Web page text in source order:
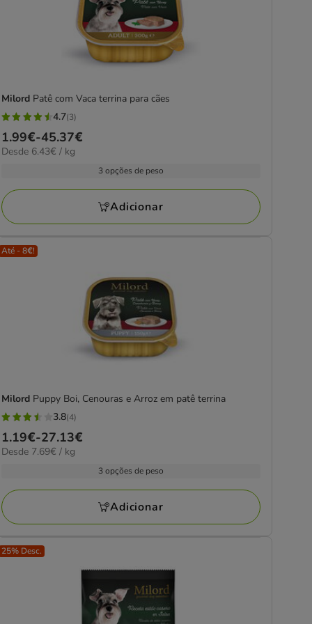
Milord Patê com Vaca terrina para cães
4.7
estrelas
com
avaliações
4.7(3)
Preço
de
45.37€
1.99€-45.37€
6.43€
Desde 6.43€ / kg
3 opções de peso
Adicionar
Até - 8€!
Milord Puppy Boi, Cenouras e Arroz em patê terrina
3.8
estrelas
com
avaliações
3.8(4)
Preço
de
27.13€
1.19€-27.13€
7.69€
Desde 7.69€ / kg
3 opções de peso
Adicionar
25% Desc.